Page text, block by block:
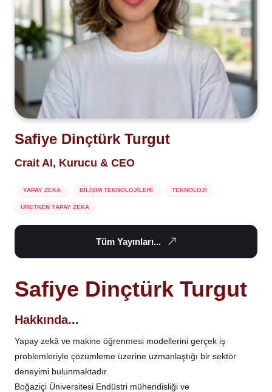
Safiye Dinçtürk Turgut
Crait AI, Kurucu & CEO
YAPAY ZEKA BİLİŞİM TEKNOLOJİLERİ TEKNOLOJİ
ÜRETKEN YAPAY ZEKA
Tüm Yayınları...
Safiye Dinçtürk Turgut
Hakkında...
Yapay zekâ ve makine öğrenmesi modellerini gerçek iş
problemleriyle çözümleme üzerine uzmanlaştığı bir sektör
deneyimi bulunmaktadır.
Boğaziçi Üniversitesi Endüstri mühendisliği ve